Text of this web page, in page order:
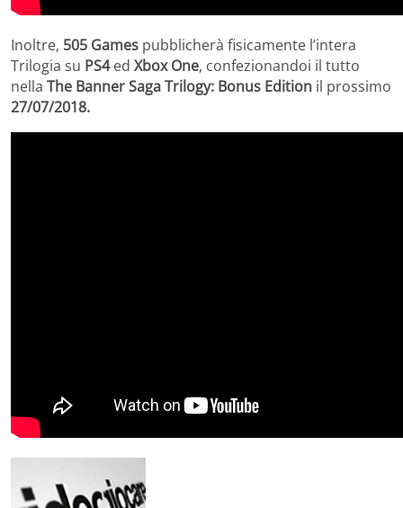
Inoltre, 505 Games pubblicherà fisicamente l’intera
Trilogia su PS4ed Xbox One, confezionandoi il tutto
nella The Banner Saga Trilogy: Bonus Edition il prossimo
27/07/2018.